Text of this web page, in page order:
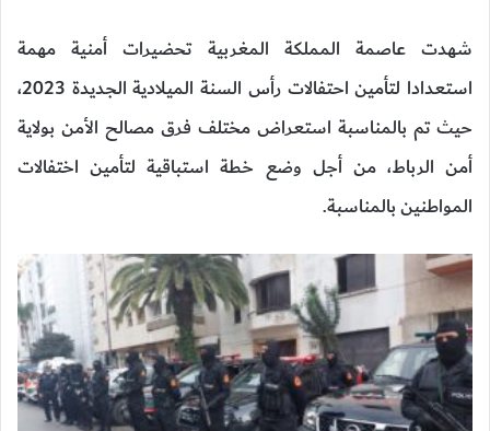
شهدت عاصمة المملكة المغربية تحضيرات أمنية مهمة
استعدادا لتأمين احتفالات رأس السنة الميلادية الجديدة 2023،
حيث تم بالمناسبة استعراض مختلف فرق مصالح الأمن بولاية
أمن الرباط، من أجل وضع خطة استباقية لتأمين اختفالات
المواطنين بالمناسبة.